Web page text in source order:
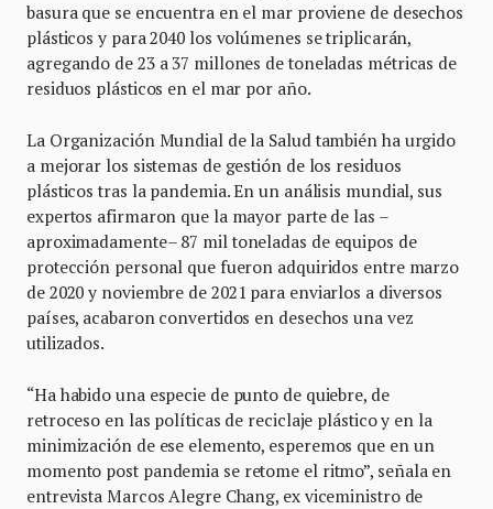
basura que se encuentra en el mar proviene de desechos
plásticos y para 2040 los volúmenes se triplicarán,
agregando de 23 a 37 millones de toneladas métricas de
residuos plásticos en el mar por año.
La Organización Mundial de la Salud también ha urgido
a mejorar los sistemas de gestión de los residuos
plásticos tras la pandemia. En un análisis mundial, sus
expertos afirmaron que la mayor parte de las –
aproximadamente– 87 mil toneladas de equipos de
protección personal que fueron adquiridos entre marzo
de 2020 y noviembre de 2021 para enviarlos a diversos
países, acabaron convertidos en desechos una vez
utilizados.
“Ha habido una especie de punto de quiebre, de
retroceso en las políticas de reciclaje plástico y en la
minimización de ese elemento, esperemos que en un
momento post pandemia se retome el ritmo”, señala en
entrevista Marcos Alegre Chang, ex viceministro de